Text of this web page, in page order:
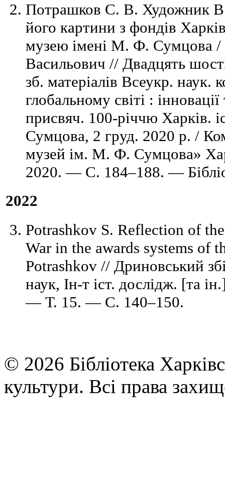
Потрашков С. В. Художник
його картини з фондів
музею імені М. Ф. Сумцова /
Васильович // Двадцять
зб. матеріалів Всеукр. наук.
глобальному світі :
присвяч. 100-річчю Харків.
Сумцова, 2 груд. 2020 р. /
музей ім. М. Ф. Сумцова»
2020. — С. 184–188. —
2022
Potrashkov S. Reflection of
War in the awards systems of
Potrashkov // Дриновський
наук, Ін-т іст. дослідж. [та
— Т. 15. — С. 140–150.
© 2026 Бібліотека
культури. Всі права